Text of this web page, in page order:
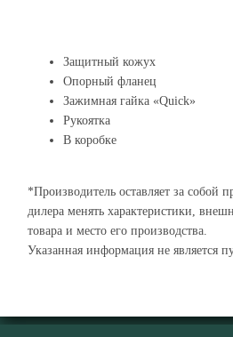
Защитный кожух
Опорный фланец
Зажимная гайка «Quick»
Рукоятка
В коробке
*Производитель оставляет за собой
дилера менять характеристики,
товара и место его производства.
Указанная информация не является